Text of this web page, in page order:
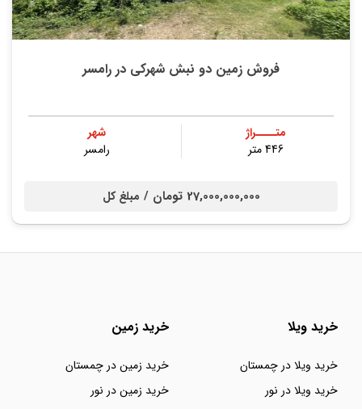
فروش زمین دو نبش شهرکی در رامسر
متــــراژ
446 متر
شهر
رامسر
27,000,000,000 تومان / مبلغ کل
خرید ویلا
خرید ویلا در چمستان
خرید ویلا در نور
خرید زمین
خرید زمین در چمستان
خرید زمین در نور